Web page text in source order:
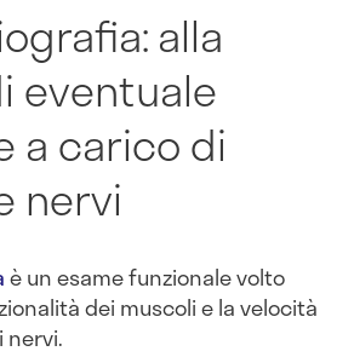
alla
eventuale
a carico di
nervi
è un esame funzionale volto
dei muscoli e la velocità
nervi.